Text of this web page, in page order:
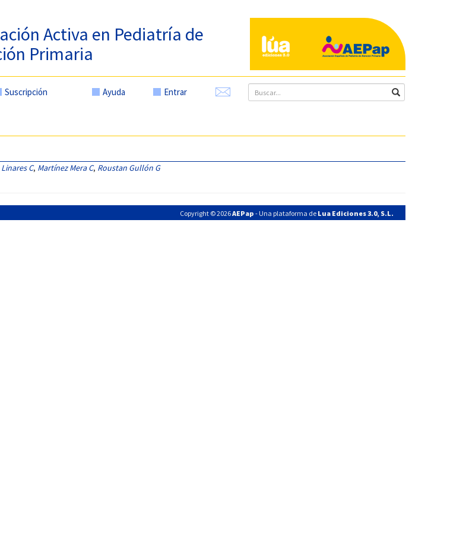
Activa en Pediatría de
Primaria
Suscripción Ayuda Entrar
C, Martínez Mera C, Roustan Gullón G
Copyright © 2026AEPap - Una plataforma de Lua Ediciones 3.0, S.L.